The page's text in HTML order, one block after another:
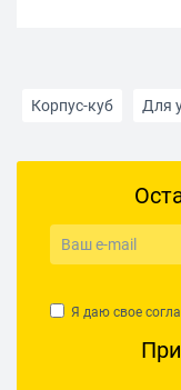
Корпус-куб Для
Корпуса BE QUIET!
Корпуса CoolerMaster
Я даю свое